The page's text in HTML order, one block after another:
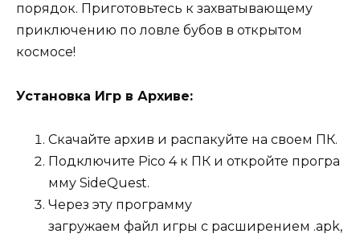
порядок. Приготовьтесь к захватывающему
приключению по ловле бубов в открытом
космосе!
Установка Игр в Архиве:
Скачайте архив и распакуйте на своем ПК.
Подключите Pico 4 к ПК и откройте програ
мму SideQuest.
Через эту программу
загружаем файл игры c расширением .apk,